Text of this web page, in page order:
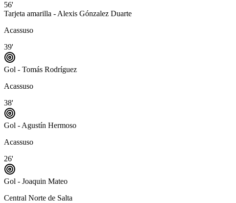
56'
Tarjeta amarilla - Alexis Gónzalez Duarte
Acassuso
39'
Gol - Tomás Rodríguez
Acassuso
38'
Gol - Agustín Hermoso
Acassuso
26'
Gol - Joaquin Mateo
Central Norte de Salta